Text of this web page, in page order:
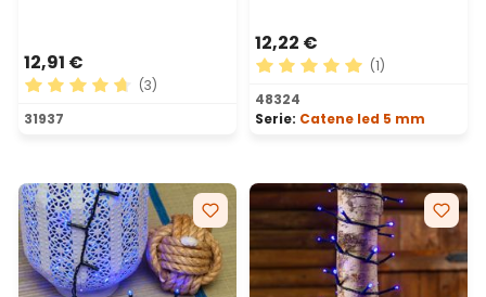
12,91 €
Valutazione media di 4.67 su 5 stelle
(3)
31937
12,22 €
Valutazione media di 5 su
(1)
48324
Serie: Catene led 5 mm